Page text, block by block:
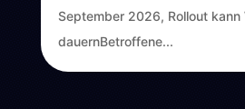
September 2026, Rollout kann
dauernBetroffene...